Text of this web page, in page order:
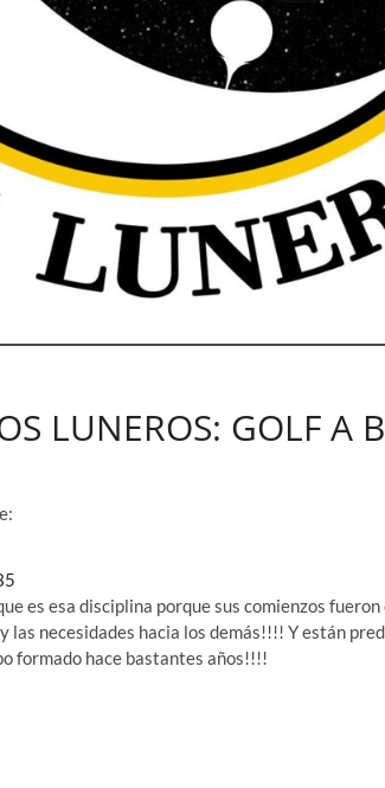
LUNEROS: GOLF A
es esa disciplina porque sus comienzos
las necesidades hacia los demás!!!! Y están
formado hace bastantes años!!!!